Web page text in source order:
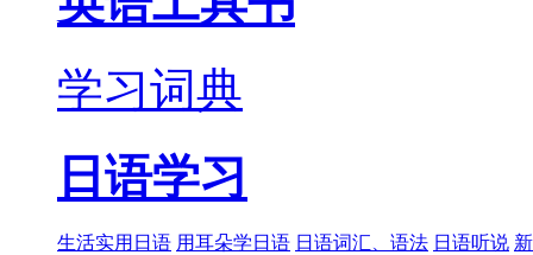
学习词典
日语学习
生活实用日语 用耳朵学日语 日语词汇、语法 日语听说